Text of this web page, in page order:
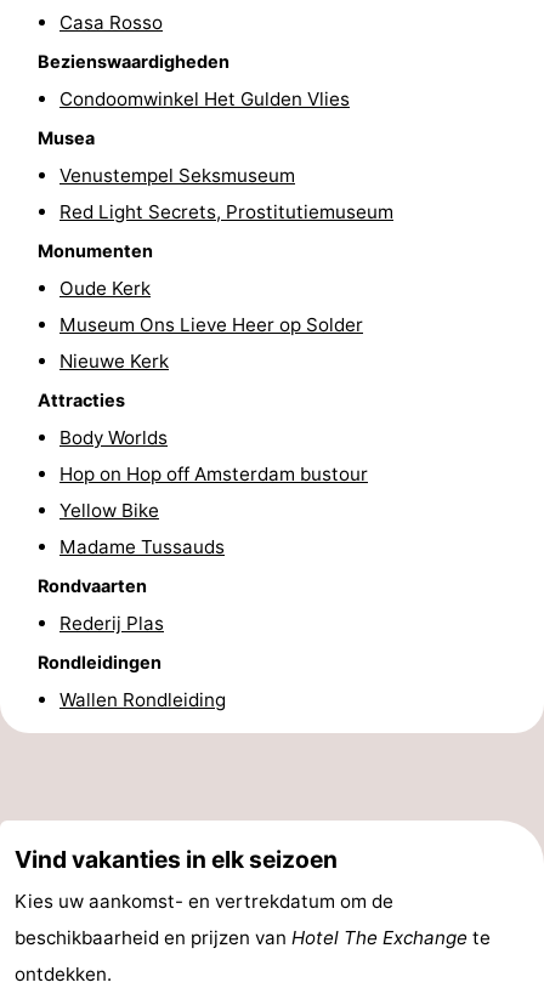
Rondvaarten
Experiences
Dorpen
Rondleidingen
Wandelen
Amusement
Nachtleven
Eten
drinken
Winkelen
Markten
Warenhuizen
Evenementen
Coffeeshops
Homohoofdstad
Casa Rosso
Bezienswaardigheden
Condoomwinkel Het Gulden Vlies
Musea
Venustempel Seksmuseum
Red Light Secrets, Prostitutiemuseum
Monumenten
Oude Kerk
Museum Ons Lieve Heer op Solder
Nieuwe Kerk
Attracties
Body Worlds
Hop on Hop off Amsterdam bustour
Yellow Bike
Madame Tussauds
Rondvaarten
Rederij Plas
Rondleidingen
Wallen Rondleiding
Vind vakanties in elk seizoen
Kies uw aankomst- en vertrekdatum om de
beschikbaarheid en prijzen van Hotel The Exchange te
ontdekken.